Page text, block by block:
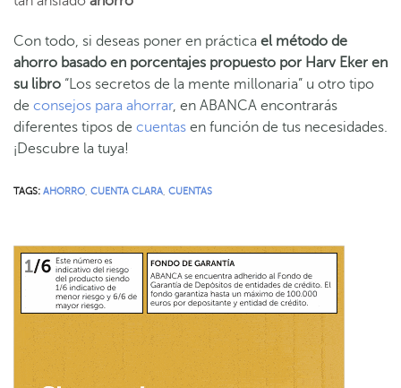
Con todo, si deseas poner en práctica el método de
ahorro basado en porcentajes propuesto por Harv Eker en
su libro “Los secretos de la mente millonaria” u otro tipo
de consejos para ahorrar, en ABANCA encontrarás
diferentes tipos de cuentas en función de tus necesidades.
¡Descubre la tuya!
TAGS: AHORRO CUENTA CLARA CUENTAS